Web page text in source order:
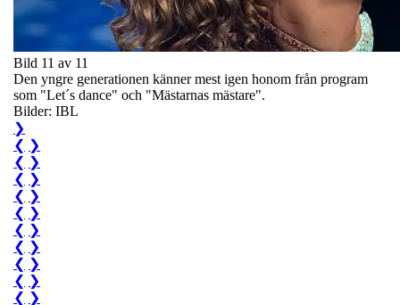
Bild 11 av 11
Den yngre generationen känner mest igen honom från program
som "Let´s dance" och "Mästarnas mästare".
Bilder: IBL
❯
❮ ❯
❮ ❯
❮ ❯
❮ ❯
❮ ❯
❮ ❯
❮ ❯
❮ ❯
❮ ❯
❮ ❯